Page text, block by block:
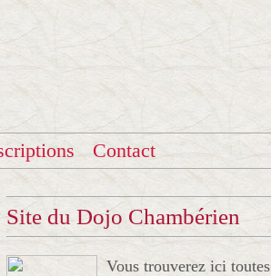
Contact
Site du Dojo Chambérien
Vous trouverez ici toutes